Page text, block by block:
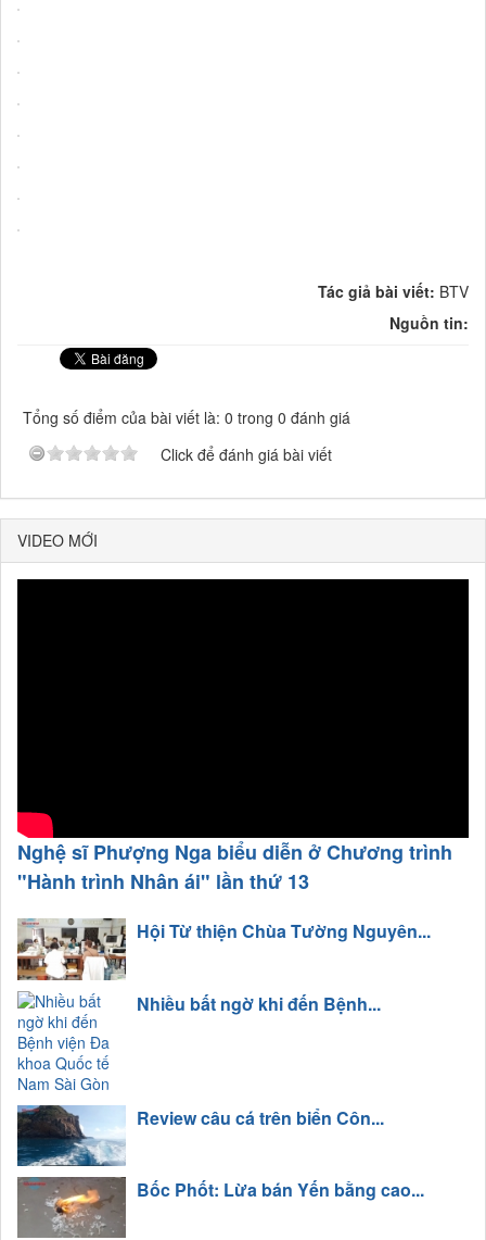
Tác giả bài viết: BTV
Nguồn tin:
Tổng số điểm của bài viết là: 0 trong 0 đánh giá
Click để đánh giá bài viết
VIDEO MỚI
Nghệ sĩ Phượng Nga biểu diễn ở Chương trình
"Hành trình Nhân ái" lần thứ 13
Hội Từ thiện Chùa Tường Nguyên...
Nhiều bất ngờ khi đến Bệnh...
Review câu cá trên biển Côn...
Bốc Phốt: Lừa bán Yến bằng cao...